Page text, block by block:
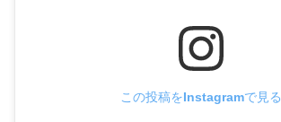
この投稿をInstagramで見る